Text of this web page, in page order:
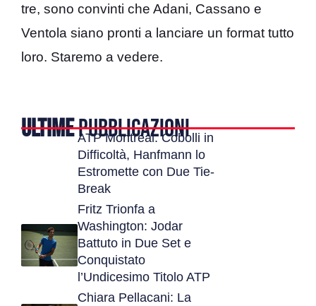
tre, sono convinti che Adani, Cassano e
Ventola siano pronti a lanciare un format tutto
loro. Staremo a vedere.
ULTIMEPUBBLICAZIONI
ATP Montreal: Cobolli in
Difficoltà, Hanfmann lo
Estromette con Due Tie-
Break
Fritz Trionfa a
Washington: Jodar
Battuto in Due Set e
Conquistato
l’Undicesimo Titolo ATP
Chiara Pellacani: La